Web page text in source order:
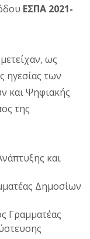
ΕΣΠΑ 2021-
ως
ηγεσίας των
και Ψηφιακής
της
και
Δημοσίων
Γραμματέας